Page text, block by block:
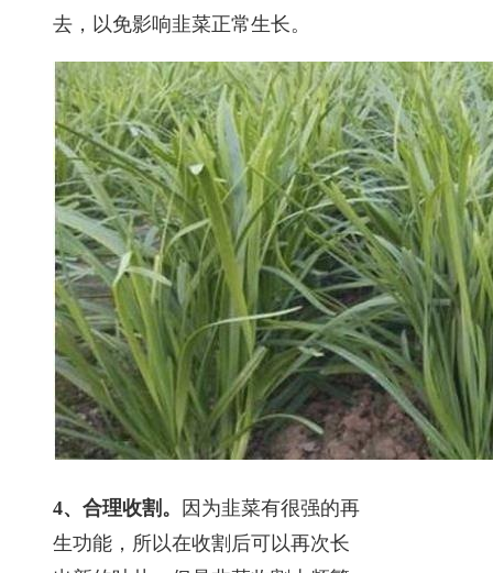
去，以免影响韭菜正常生长。
4、合理收割。
因为韭菜有很强的再
生功能，所以在收割后可以再次长